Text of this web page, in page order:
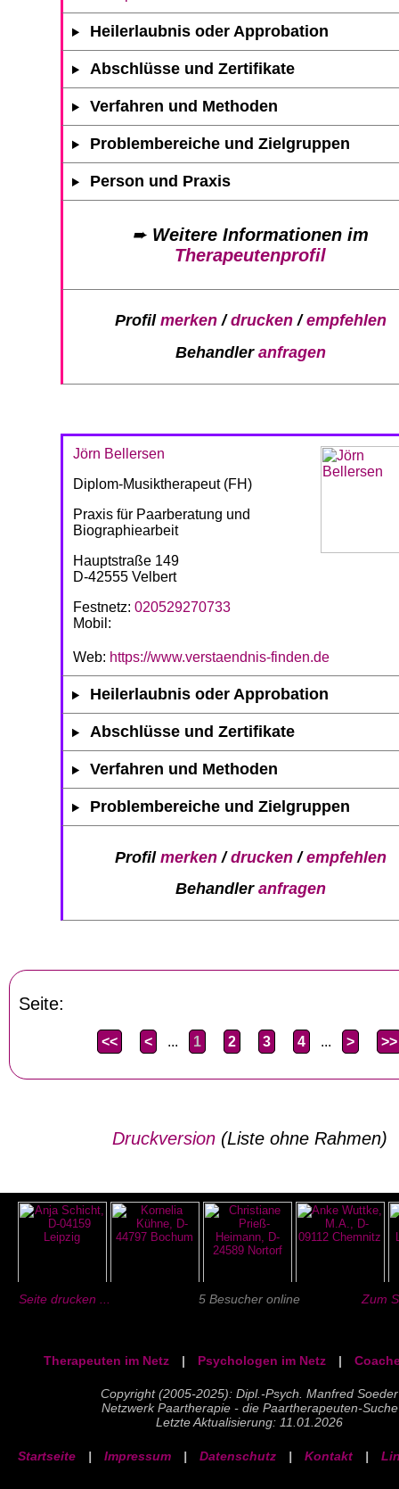
Heilerlaubnis oder Approbation
Abschlüsse und Zertifikate
Verfahren und Methoden
Problembereiche und Zielgruppen
Person und Praxis
➨ Weitere Informationen im
Therapeutenprofil
Profil merken/drucken/empfehlen
Behandler anfragen
Jörn Bellersen
Diplom-Musiktherapeut (FH)
Praxis für Paarberatung und
Biographiearbeit
Hauptstraße 149
D-42555 Velbert
Festnetz: 020529270733
Mobil:
Web: https://www.verstaendnis-finden.de
Heilerlaubnis oder Approbation
Abschlüsse und Zertifikate
Verfahren und Methoden
Problembereiche und Zielgruppen
Profil merken/drucken/empfehlen
Behandler anfragen
Seite:
<< < ... 1 2 3 4 ... > >>
Druckversion(Liste ohne Rahmen)
Seite drucken ... 5 Besucher online Zum
Therapeuten im Netz | Psychologen im Netz |
Copyright (2005-2025): Dipl.-Psych. Manfred Soeder
Netzwerk Paartherapie - die Paartherapeuten-Suche
Letzte Aktualisierung: 11.01.2026
Startseite | Impressum | Datenschutz | Kontakt |